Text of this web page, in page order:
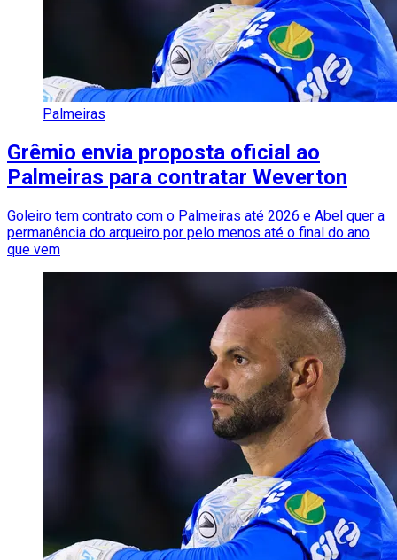
Palmeiras
Grêmio envia proposta oficial ao
Palmeiras para contratar Weverton
Goleiro tem contrato com o Palmeiras até 2026 e Abel quer a
permanência do arqueiro por pelo menos até o final do ano
que vem